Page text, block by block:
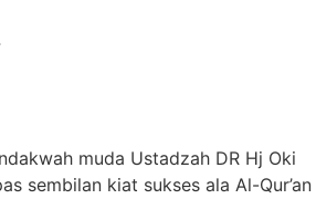
muda Ustadzah DR Hj Oki
sembilan kiat sukses ala Al-Qur’an